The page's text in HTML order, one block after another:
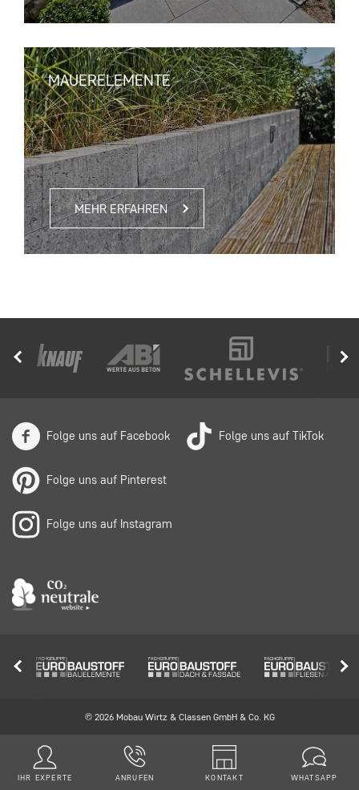
IHR EXPERTE ANRUFEN KONTAKT WHATSAPP
MAUERELEMENTE
MEHR ERFAHREN
Folge uns auf Facebook Folge uns auf TikTok
Folge uns auf Pinterest
Folge uns auf Instagram
© 2026 Mobau Wirtz & Classen GmbH & Co. KG